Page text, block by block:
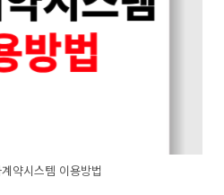
약시스템 이용방법